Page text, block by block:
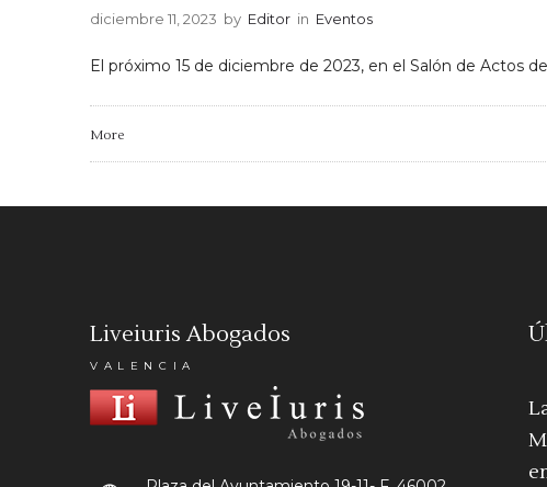
diciembre 11, 2023 by Editor in Eventos
El próximo 15 de diciembre de 2023, en el Salón de Actos
More
Liveiuris Abogados
VALENCIA